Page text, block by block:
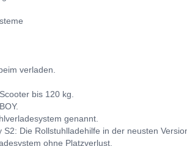
verladen.
bis 120 kg.
genannt.
Die Rollstuhlladehilfe in der neusten
ohne Platzverlust.